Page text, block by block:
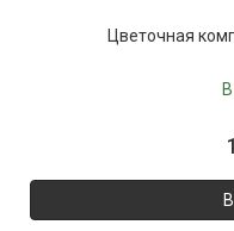
Цветочная